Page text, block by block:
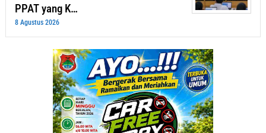
PPAT yang K…
8 Agustus 2026